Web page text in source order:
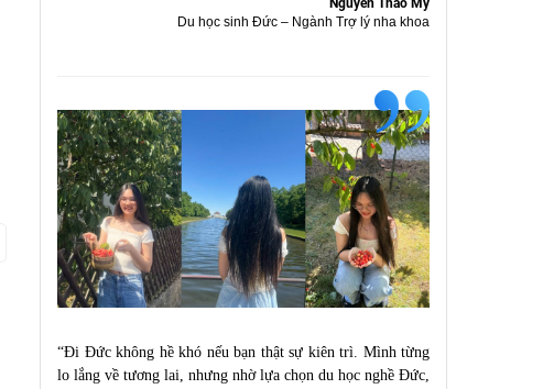
Nguyễn Thảo My
Du học sinh Đức – Ngành Trợ lý nha khoa
“Đi Đức không hề khó nếu bạn thật sự kiên trì. Mình từng
lo lắng về tương lai, nhưng nhờ lựa chọn du học nghề Đức,